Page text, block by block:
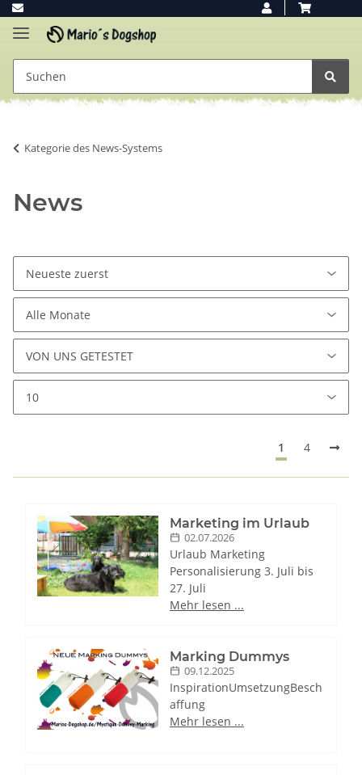
Kategorie des News-Systems
News
1 4
Marketing im Urlaub
02.07.2026
Urlaub Marketing
Personalisierung 3. Juli bis
27. Juli
Mehr lesen ...
Marking Dummys
09.12.2025
InspirationUmsetzungBesch
affung
Mehr lesen ...